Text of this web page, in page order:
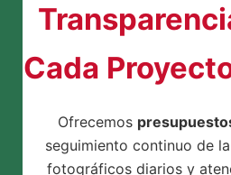
Cada
Ofrecemos
seguimiento continuo de
fotográficos diarios y